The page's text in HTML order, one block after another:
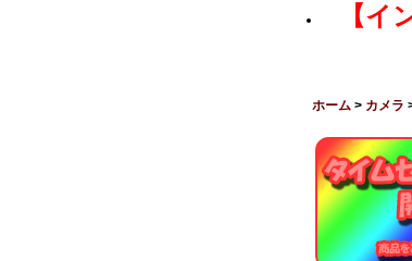
【イ
ホーム > カメラ